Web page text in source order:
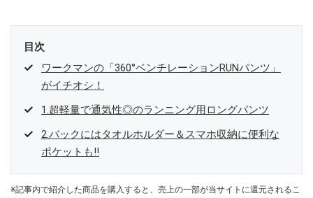
目次
ワークマンの「360°ベンチレーションRUNパンツ」
がイチオシ！
1.超軽量で通気性◎のランニング用ロングパンツ
2.バックにはタオルホルダー＆スマホ収納に便利な
ポケットも!!
※記事内で紹介した商品を購入すると、売上の一部が当サイトに還元されるこ